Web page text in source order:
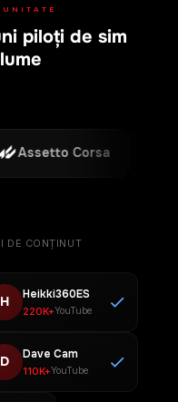
piloți de sim
Assetto Corsa
DE CONȚINUT
H Heikki360ES
220K+YouTube
D Dave Cam
110K+YouTube